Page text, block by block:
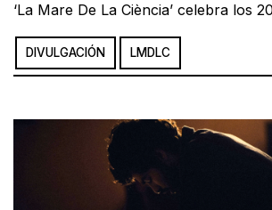
‘La Mare De La Ciència’ celebra los
DIVULGACIÓN LMDLC